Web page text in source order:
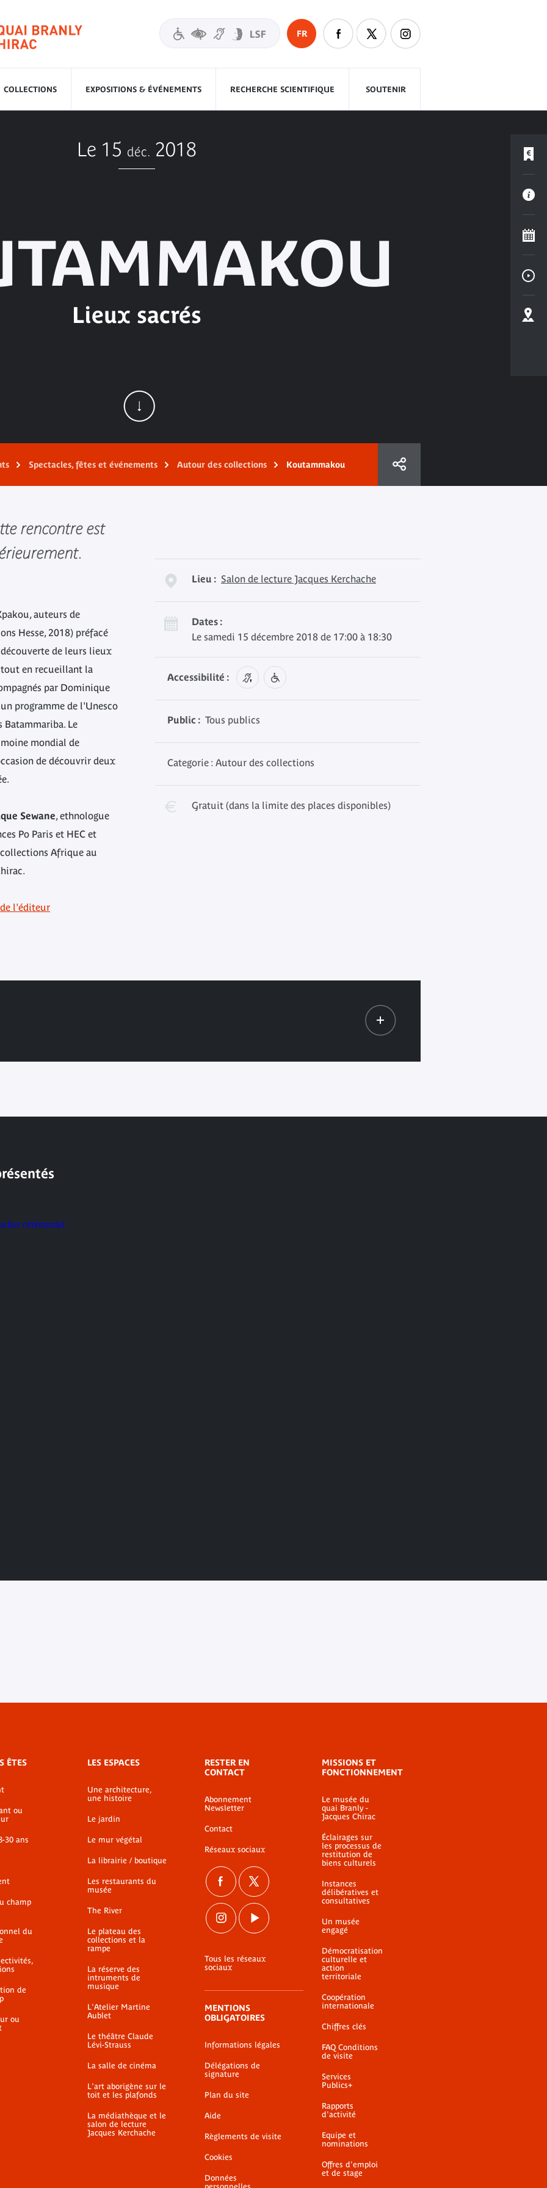
FR
COLLECTIONS EXPOSITIONS & ÉVÉNEMENTS RECHERCHE SCIENTIFIQUE SOUTENIR
Le 15 déc. 2018
Lieux sacrés
Spectacles, fêtes et événements Autour des collections Koutammakou
rencontre est
auteurs de
Hesse, 2018) préfacé
de leurs lieux
tout en recueillant la
par Dominique
programme de l'Unesco
Batammariba. Le
mondial de
de découvrir deux
Sewane, ethnologue
Po Paris et HEC et
collections Afrique au
l'éditeur
Lieu : Salon de lecture Jacques Kerchache
Dates :
Le samedi 15 décembre 2018 de 17:00 à 18:30
Accessibilité :
Public : Tous publics
Categorie : Autour des collections
Gratuit (dans la limite des places disponibles)
ÊTES
ou
30 ans
champ
du
de
ou
LES ESPACES
Une architecture,
une histoire
Le jardin
Le mur végétal
La librairie / boutique
Les restaurants du
musée
The River
Le plateau des
collections et la
rampe
La réserve des
intruments de
musique
L'Atelier Martine
Aublet
Le théâtre Claude
Lévi-Strauss
La salle de cinéma
L'art aborigène sur le
toit et les plafonds
La médiathèque et le
salon de lecture
Jacques Kerchache
RESTER EN
CONTACT
Abonnement
Newsletter
Contact
Réseaux sociaux
Tous les réseaux
sociaux
MENTIONS
OBLIGATOIRES
Informations légales
Délégations de
signature
Plan du site
Aide
Règlements de visite
Cookies
Données
MISSIONS ET
FONCTIONNEMENT
Le musée du
quai Branly -
Jacques Chirac
Éclairages sur
les processus de
restitution de
biens culturels
Instances
délibératives et
consultatives
Un musée
engagé
Démocratisation
culturelle et
action
territoriale
Coopération
internationale
Chiffres clés
FAQ Conditions
de visite
Services
Publics+
Rapports
d'activité
Equipe et
nominations
Offres d'emploi
et de stage